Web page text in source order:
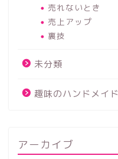
売れないとき
売上アップ
裏技
未分類
趣味のハンドメイド
アーカイブ